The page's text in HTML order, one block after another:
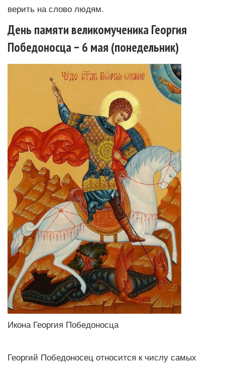
верить на слово людям.
День памяти великомученика Георгия
Победоносца − 6 мая (понедельник)
Икона Георгия Победоносца
Георгий Победоносец относится к числу самых